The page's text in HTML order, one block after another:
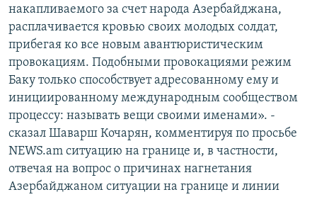
накапливаемого за счет народа Азербайджана,
расплачивается кровью своих молодых солдат,
прибегая ко все новым авантюристическим
провокациям. Подобными провокациями режим
Баку только способствует адресованному ему и
инициированному международным сообществом
процессу: называть вещи своими именами». -
сказал Шаварш Кочарян, комментируя по просьбе
NEWS.am ситуацию на границе и, в частности,
отвечая на вопрос о причинах нагнетания
Азербайджаном ситуации на границе и линии